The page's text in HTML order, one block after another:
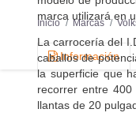
Inicio Marcas
Información
marca utilizará en
La carrocería del
caballos de
la superficie que
recorrer entre
llantas de 20